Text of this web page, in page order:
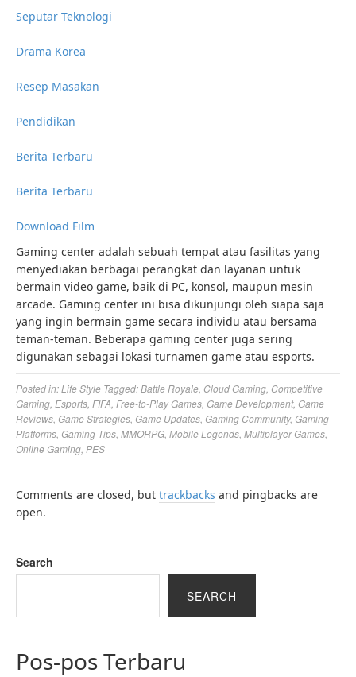
Seputar Teknologi
Drama Korea
Resep Masakan
Pendidikan
Berita Terbaru
Berita Terbaru
Download Film
Gaming center adalah sebuah tempat atau fasilitas yang
menyediakan berbagai perangkat dan layanan untuk
bermain video game, baik di PC, konsol, maupun mesin
arcade. Gaming center ini bisa dikunjungi oleh siapa saja
yang ingin bermain game secara individu atau bersama
teman-teman. Beberapa gaming center juga sering
digunakan sebagai lokasi turnamen game atau esports.
Posted in:Life Style Tagged:Battle Royale Cloud Gaming Competitive
Gaming Esports FIFA Free-to-Play Games Game Development, Game
Reviews Game Strategies Game Updates Gaming Community, Gaming
Platforms Gaming Tips MMORPG Mobile Legends Multiplayer Games
Online Gaming PES
Comments are closed, but trackbacks and pingbacks are
open.
Search
SEARCH
Pos-pos Terbaru